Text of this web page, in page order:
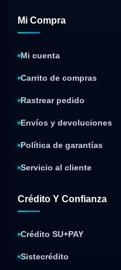
Mi Compra
Mi cuenta
Carrito de compras
Rastrear pedido
Envíos y devoluciones
Política de garantías
Servicio al cliente
Crédito Y Confianza
Crédito SU+PAY
Sistecrédito